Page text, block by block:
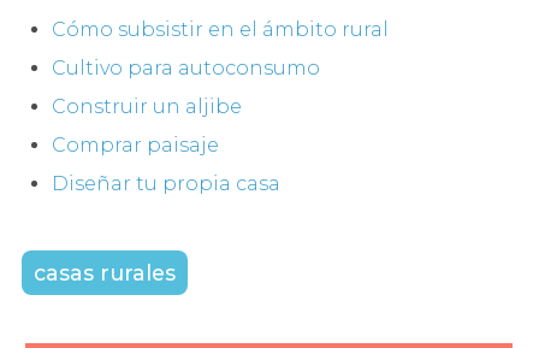
Cómo subsistir en el ámbito rural
Cultivo para autoconsumo
Construir un aljibe
Comprar paisaje
Diseñar tu propia casa
casas rurales